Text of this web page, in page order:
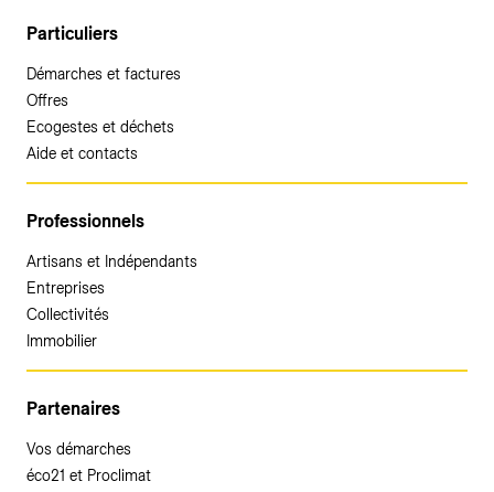
Particuliers
Démarches et factures
Offres
Ecogestes et déchets
Aide et contacts
Professionnels
Artisans et Indépendants
Entreprises
Collectivités
Immobilier
Partenaires
Vos démarches
éco21 et Proclimat